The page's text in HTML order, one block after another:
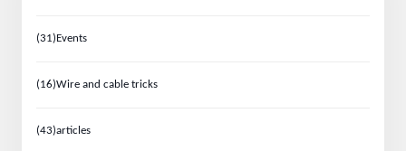
Events
(31)
Wire and cable tricks
(16)
articles
(43)